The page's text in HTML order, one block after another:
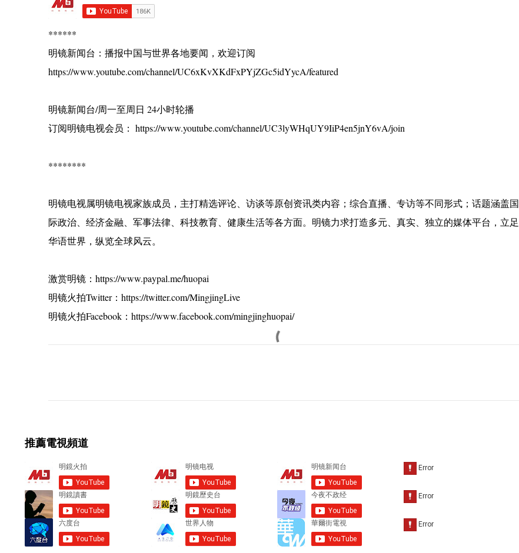
******
明镜新闻台：播报中国与世界各地要闻，欢迎订阅
https://www.youtube.com/channel/UC6xKvXKdFxPYjZGc5idYycA/featured
明镜新闻台/周一至周日 24小时轮播
订阅明镜电视会员： https://www.youtube.com/channel/UC3lyWHqUY9IiP4en5jnY6vA/join
********
明镜电视属明镜电视家族成员，主打精选评论、访谈等原创资讯类内容；综合直播、专访等不同形式；话题涵盖国
际政治、经济金融、军事法律、科技教育、健康生活等各方面。明镜力求打造多元、真实、独立的媒体平台，立足
华语世界，纵览全球风云。
激赏明镜：https://www.paypal.me/huopai
明镜火拍Twitter：https://twitter.com/MingjingLive
明镜火拍Facebook：https://www.facebook.com/mingjinghuopai/
n
s
推薦電視頻道